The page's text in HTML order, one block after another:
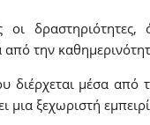
οι
από την
διέρχεται μέσα από
μια ξεχωριστή